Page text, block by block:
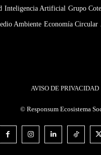
Inteligencia Artificial Grupo
Ambiente Economía Circular
AVISO DE PRIVACIDAD
© Responsum Ecosistema